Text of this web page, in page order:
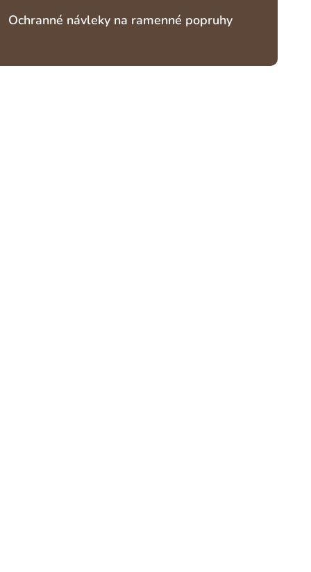
Ochranné návleky na ramenné popruhy